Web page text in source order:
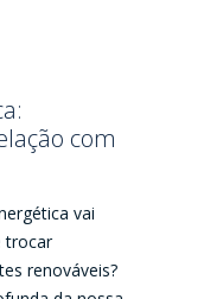
com
vai
trocar
renováveis?